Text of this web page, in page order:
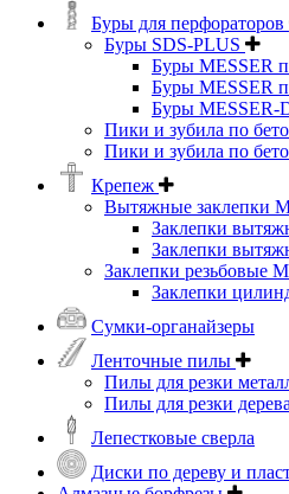
Буры для перфораторов
Буры SDS-PLUS
Буры MESSER
Буры MESSER
Буры MESSER-
Пики и зубила по
Пики и зубила по
Крепеж
Вытяжные заклепки
Заклепки
Заклепки
Заклепки резьбовые
Заклепки
Сумки-органайзеры
Ленточные пилы
Пилы для резки
Пилы для резки дерева
Лепестковые сверла
Диски по дереву и